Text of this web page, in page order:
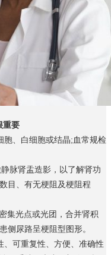
重要
胞、白细胞或结晶;血常规检
脉肾盂造影，以了解肾功
目、有无梗阻及梗阻程
集光点或光团，合并肾积
侧尿路呈梗阻型图形。
、可重复性、方便、准确性